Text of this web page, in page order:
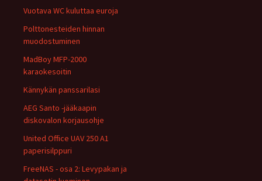
Vuotava WC kuluttaa euroja
Polttonesteiden hinnan
muodostuminen
MadBoy MFP-2000
karaokesoitin
Kännykän panssarilasi
AEG Santo -jääkaapin
diskovalon korjausohje
United Office UAV 250 A1
paperisilppuri
FreeNAS - osa 2: Levypakan ja